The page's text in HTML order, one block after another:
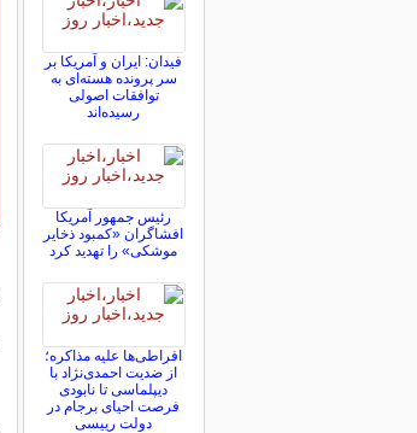
فیدان: ایران و آمریکا بر
سر پرونده هسته‌ای به
توافقات اصولی
رسیده‌اند
رئیس جمهور آمریکا
افشاگران «کمبود ذخایر
موشکی» را تهدید کرد
افراطی‌ها علیه مذاکره؛
از ضدیت احمدی‌نژاد با
دیپلماسی تا نابودی
فرصت احیای برجام در
دولت رییسی